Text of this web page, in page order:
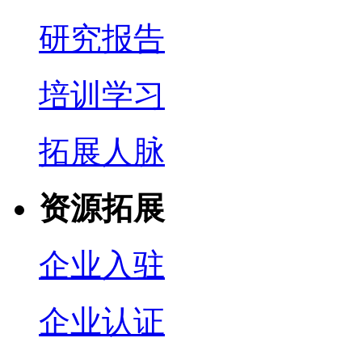
研究报告
培训学习
拓展人脉
资源拓展
企业入驻
企业认证